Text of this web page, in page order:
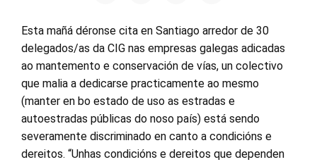
Esta mañá déronse cita en Santiago arredor de 30
delegados/as da CIG nas empresas galegas adicadas
ao mantemento e conservación de vías, un colectivo
que malia a dedicarse practicamente ao mesmo
(manter en bo estado de uso as estradas e
autoestradas públicas do noso país) está sendo
severamente discriminado en canto a condicións e
dereitos. “Unhas condicións e dereitos que dependen